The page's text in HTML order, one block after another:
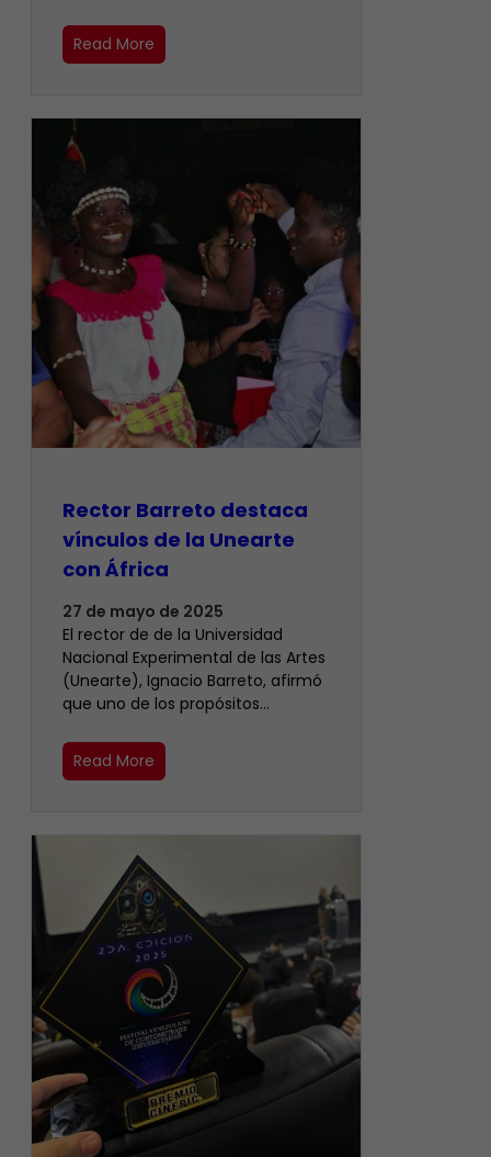
Read More
Rector Barreto destaca
vínculos de la Unearte
con África
27 de mayo de 2025
El rector de de la Universidad
Nacional Experimental de las Artes
(Unearte), Ignacio Barreto, afirmó
que uno de los propósitos…
Read More